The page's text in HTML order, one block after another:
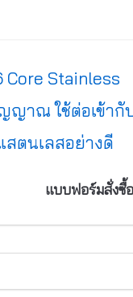
Core Stainless
าณ ใช้ต่อเข้ากั
ตนเลสอย่างดี
แบบฟอร์มสั่งซื้อ